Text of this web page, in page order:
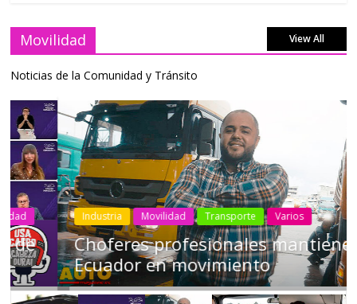
Movilidad View All
Noticias de la Comunidad y Tránsito
Industria Movilidad Transporte Varios
Choferes profesionales mantienen a
Ecuador en movimiento